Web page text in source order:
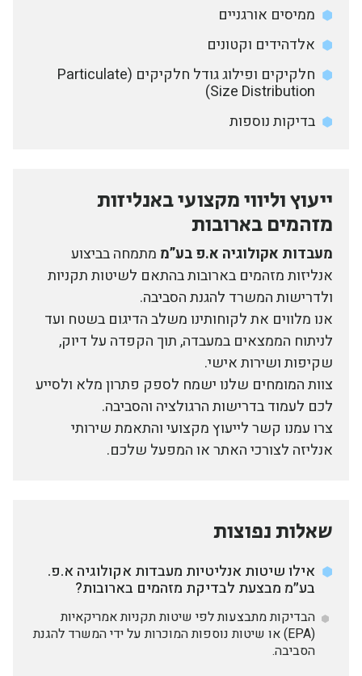
ממיסים אורגניים
אלדהידים וקטונים
חלקיקים ופילוג גודל חלקיקים (Particulate
Size Distribution)
בדיקות נוספות
ייעוץ וליווי מקצועי באנליזות
מזהמים בארובות
מעבדות אקולוגיה א.פ בע”מ מתמחה בביצוע
אנליזות מזהמים בארובות בהתאם לשיטות תקניות
ולדרישות המשרד להגנת הסביבה.
אנו מלווים את לקוחותינו משלב הדיגום בשטח ועד
לניתוח הממצאים במעבדה, תוך הקפדה על דיוק,
שקיפות ושירות אישי.
צוות המומחים שלנו ישמח לספק פתרון מלא ולסייע
לכם לעמוד בדרישות הרגולציה והסביבה.
צרו עמנו קשר לייעוץ מקצועי והתאמת שירותי
אנליזה לצורכי האתר או המפעל שלכם.
שאלות נפוצות
אילו שיטות אנליטיות מעבדות אקולוגיה א.פ.
בע״מ מבצעת לבדיקת מזהמים בארובות?
הבדיקות מתבצעות לפי שיטות תקניות אמריקאיות
(EPA) או שיטות נוספות המוכרות על ידי המשרד להגנת
הסביבה.